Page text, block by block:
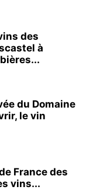
des
à
du Domaine
le vin
France des
vins...